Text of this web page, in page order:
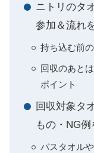
ニトリのタ
参加＆流れ
持ち込む前
回収のあと
ポイント
回収対象タ
もの・NG
バスタオル